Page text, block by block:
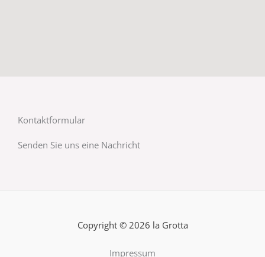
Kontaktformular
Senden Sie uns eine Nachricht
Copyright © 2026 la Grotta
Impressum